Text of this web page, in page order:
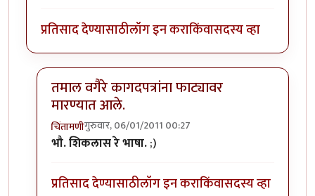
प्रतिसाद देण्यासाठीलॉग इन कराकिंवासदस्य व्हा
तमाल वगैरे कागदपत्रांना फाट्यावर
मारण्यात आले.
चिंतामणीगुरुवार, 06/01/2011 00:27
In reply toतात्काळby
भौ. शिकलास रे भाषा.;)
प्रतिसाद देण्यासाठीलॉग इन कराकिंवासदस्य व्हा